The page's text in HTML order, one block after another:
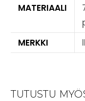
MATERIAALI
MERKKI
TUTUSTU